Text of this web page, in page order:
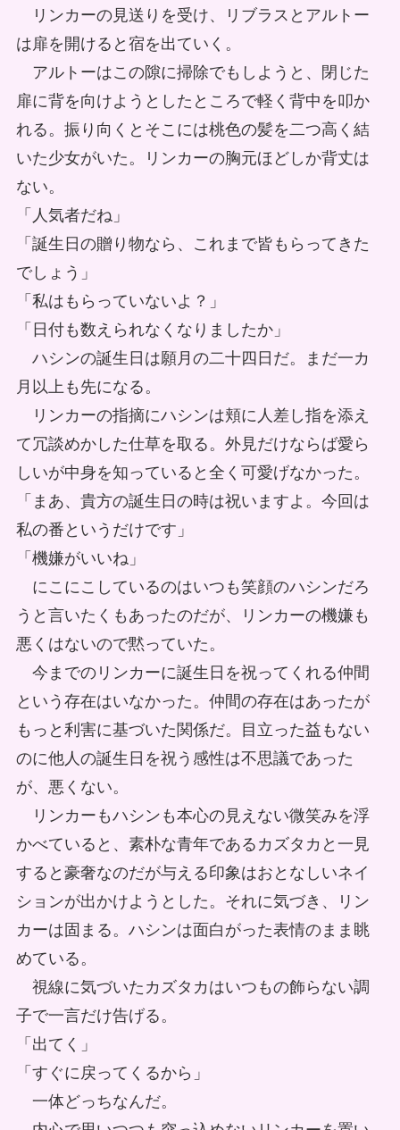
リンカーの見送りを受け、リブラスとアルトー
は扉を開けると宿を出ていく。
アルトーはこの隙に掃除でもしようと、閉じた
扉に背を向けようとしたところで軽く背中を叩か
れる。振り向くとそこには桃色の髪を二つ高く結
いた少女がいた。リンカーの胸元ほどしか背丈は
ない。
「人気者だね」
「誕生日の贈り物なら、これまで皆もらってきた
でしょう」
「私はもらっていないよ？」
「日付も数えられなくなりましたか」
ハシンの誕生日は願月の二十四日だ。まだ一カ
月以上も先になる。
リンカーの指摘にハシンは頬に人差し指を添え
て冗談めかした仕草を取る。外見だけならば愛ら
しいが中身を知っていると全く可愛げなかった。
「まあ、貴方の誕生日の時は祝いますよ。今回は
私の番というだけです」
「機嫌がいいね」
にこにこしているのはいつも笑顔のハシンだろ
うと言いたくもあったのだが、リンカーの機嫌も
悪くはないので黙っていた。
今までのリンカーに誕生日を祝ってくれる仲間
という存在はいなかった。仲間の存在はあったが
もっと利害に基づいた関係だ。目立った益もない
のに他人の誕生日を祝う感性は不思議であった
が、悪くない。
リンカーもハシンも本心の見えない微笑みを浮
かべていると、素朴な青年であるカズタカと一見
すると豪奢なのだが与える印象はおとなしいネイ
ションが出かけようとした。それに気づき、リン
カーは固まる。ハシンは面白がった表情のまま眺
めている。
視線に気づいたカズタカはいつもの飾らない調
子で一言だけ告げる。
「出てく」
「すぐに戻ってくるから」
一体どっちなんだ。